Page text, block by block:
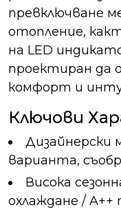
превключване
отопление,
на LED
проектиран да
комфорт и
Ключови
Дизайнерски
варианта,
Висока
охлаждане / A++